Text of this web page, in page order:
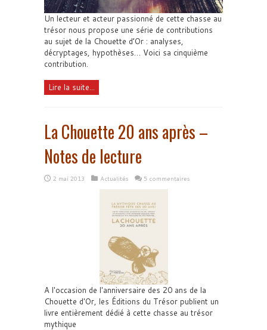
Un lecteur et acteur passionné de cette chasse au
trésor nous propose une série de contributions
au sujet de la Chouette d’Or : analyses,
décryptages, hypothèses… Voici sa cinquième
contribution.
Lire la suite...
La Chouette 20 ans après –
Notes de lecture
2 mai 2013 Actualités 5 commentaires
A l'occasion de l'anniversaire des 20 ans de la
Chouette d'Or, les Éditions du Trésor publient un
livre entièrement dédié à cette chasse au trésor
mythique